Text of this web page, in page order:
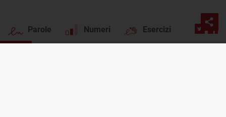
Parole Numeri Esercizi